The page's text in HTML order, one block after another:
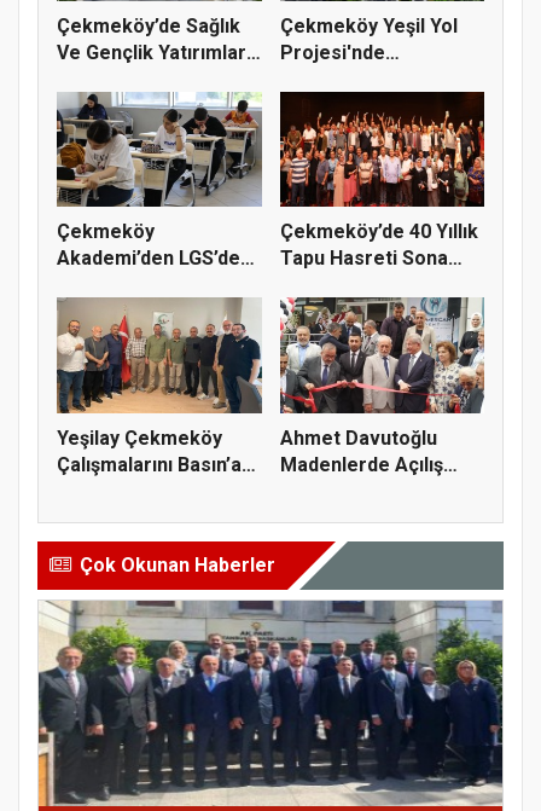
Çekmeköy’de Sağlık
Ve Gençlik Yatırımları
Çekmeköy Yeşil Yol
Projesi'nde
Çekmeköy
Akademi’den LGS’de
Çekmeköy’de 40 Yıllık
Tapu Hasreti Sona
Yeşilay Çekmeköy
Çalışmalarını Basın’a
Ahmet Davutoğlu
Madenlerde Açılış
Çok Okunan Haberler